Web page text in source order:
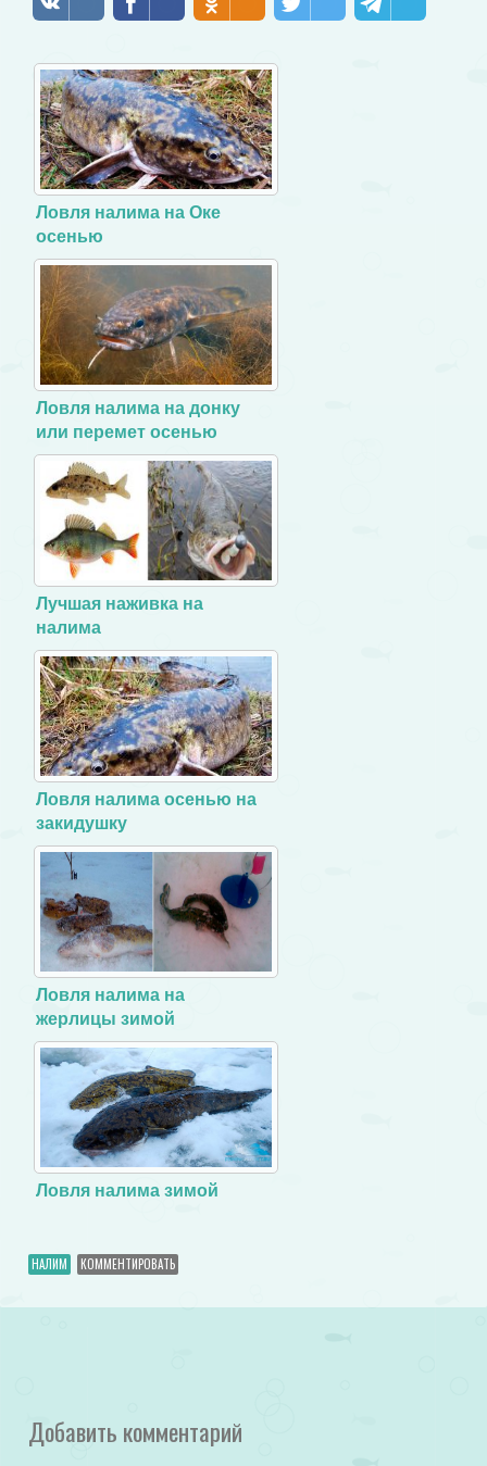
Ловля налима на Оке
осенью
Ловля налима на донку
или перемет осенью
Лучшая наживка на
налима
Ловля налима осенью на
закидушку
Ловля налима на
жерлицы зимой
Ловля налима зимой
НАЛИМ КОММЕНТИРОВАТЬ
Добавить комментарий